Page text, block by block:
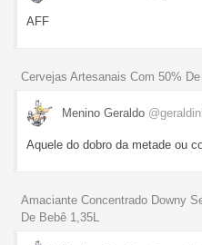
AFF
Cervejas Artesanais Com 50%
Menino Geraldo
Aquele do dobro da metade ou
Amaciante Concentrado Downy
De Bebê 1,35L